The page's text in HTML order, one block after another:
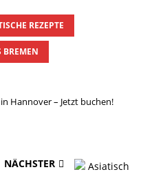
REZEPTE
BREMEN
Hannover – Jetzt buchen!
NÄCHSTER